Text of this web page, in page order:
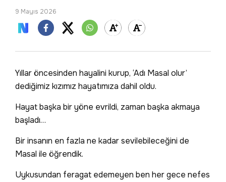
9 Mayıs 2026
Yıllar öncesinden hayalini kurup, ‘Adı Masal olur’
dediğimiz kızımız hayatımıza dahil oldu.
Hayat başka bir yöne evrildi, zaman başka akmaya
başladı…
Bir insanın en fazla ne kadar sevilebileceğini de
Masal ile öğrendik.
Uykusundan feragat edemeyen ben her gece nefes